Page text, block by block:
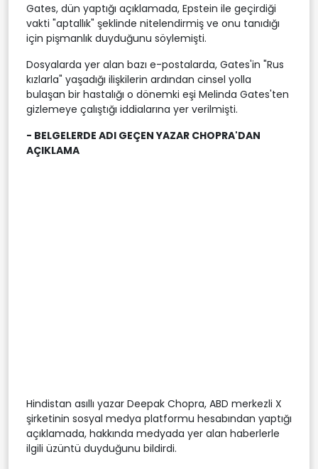
Gates, dün yaptığı açıklamada, Epstein ile geçirdiği
vakti "aptallık" şeklinde nitelendirmiş ve onu tanıdığı
için pişmanlık duyduğunu söylemişti.
Dosyalarda yer alan bazı e-postalarda, Gates'in "Rus
kızlarla" yaşadığı ilişkilerin ardından cinsel yolla
bulaşan bir hastalığı o dönemki eşi Melinda Gates'ten
gizlemeye çalıştığı iddialarına yer verilmişti.
- BELGELERDE ADI GEÇEN YAZAR CHOPRA'DAN
AÇIKLAMA
Hindistan asıllı yazar Deepak Chopra, ABD merkezli X
şirketinin sosyal medya platformu hesabından yaptığı
açıklamada, hakkında medyada yer alan haberlerle
ilgili üzüntü duyduğunu bildirdi.